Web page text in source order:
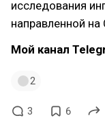
исследования
направленной на
Мой канал
2
3 6